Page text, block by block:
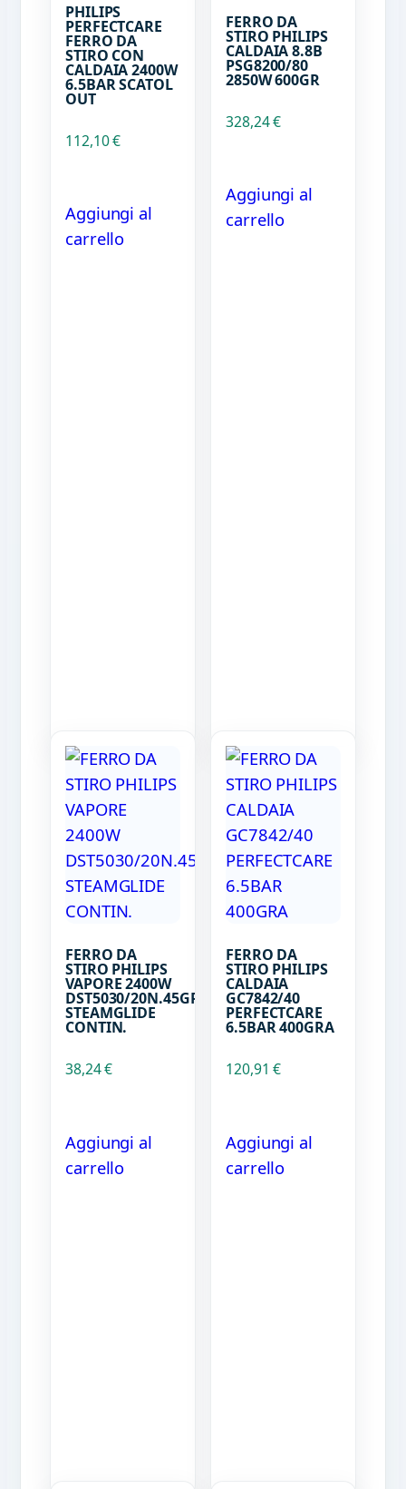
PHILIPS
PERFECTCARE
FERRO DA
STIRO CON
CALDAIA 2400W
6.5BAR SCATOL
OUT
112,10€
Aggiungi al
carrello
FERRO DA
STIRO PHILIPS
CALDAIA 8.8B
PSG8200/80
2850W 600GR
328,24€
Aggiungi al
carrello
FERRO DA
STIRO PHILIPS
VAPORE 2400W
DST5030/20N.45GR
STEAMGLIDE
CONTIN.
38,24€
Aggiungi al
carrello
FERRO DA
STIRO PHILIPS
CALDAIA
GC7842/40
PERFECTCARE
6.5BAR 400GRA
120,91€
Aggiungi al
carrello